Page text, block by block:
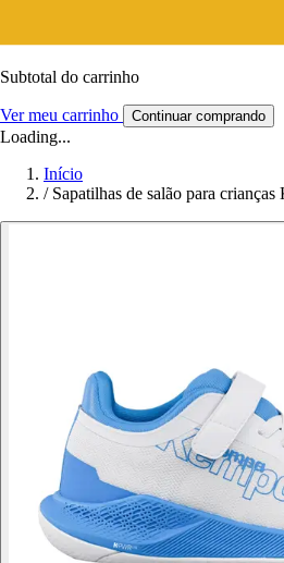
Subtotal do carrinho
Ver meu carrinho Continuar comprando
Loading...
Início
/ Sapatilhas de salão para